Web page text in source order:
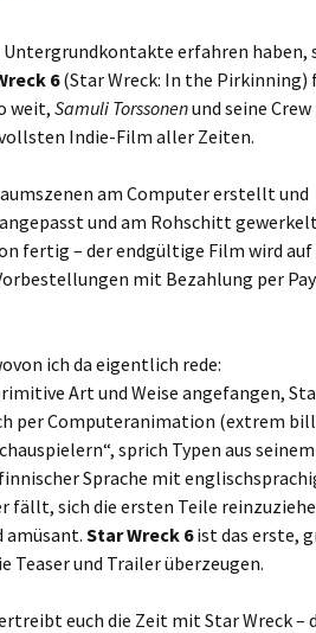
Untergrundkontakte erfahren haben,
6(Star Wreck: In the Pirkinning)
weit, Samuli Torssonenund seine Crew
Indie-Film aller Zeiten.
am Computer erstellt und
und am Rohschitt
fertig – der endgültige Film wird auf
mit Bezahlung per
ich da eigentlich rede:
Art und Weise angefangen,
per Computeranimation (extrem
sprich Typen aus
Sprache mit
fällt, sich die ersten Teile
amüsant. Star Wreck 6ist das erste,
Teaser und Trailer überzeugen.
euch die Zeit mit Star Wreck –